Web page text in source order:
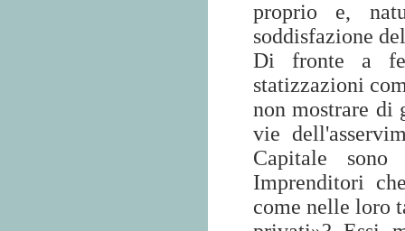
proprio e,
soddisfazione
Di fronte a
statizzazioni
non mostrare di
vie
Capitale
Imprenditori
come nelle loro